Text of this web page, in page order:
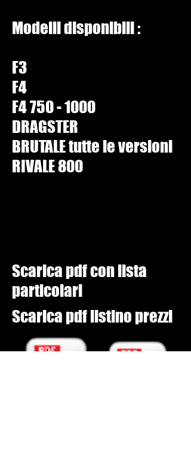
Modelli disponibili :
F3
F4
F4750 - 1000
DRAGSTER
BRUTALE tutte le versioni
RIVALE 800
Scarica pdf con lista
particolari
Scarica pdf listino prezzi